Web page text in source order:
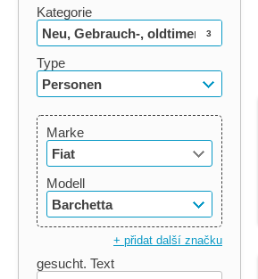
Kategorie
Neu, Gebrauch-, oldtimer
3
Type
Personen
Marke
Fiat
Modell
Barchetta
+ přidat další značku
gesucht. Text